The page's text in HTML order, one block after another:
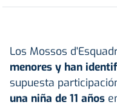
Los Mossos
menores y han
supuesta
una niña de 11 años